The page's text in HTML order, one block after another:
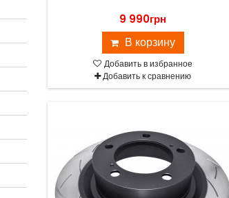
9 990грн
В корзину
Добавить в избранное
Добавить к сравнению